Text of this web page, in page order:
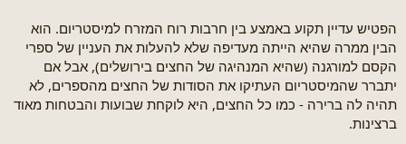
הפטיש עדיין תקוע באמצע בין חרבות רוח המזרח למיסטריום. הוא
הבין ממרה שהיא הייתה מעדיפה שלא להעלות את העניין של ספרי
הקסם למורגנה (שהיא המנהיגה של החצים בירושלים), אבל אם
יתברר שהמיסטריום העתיקו את הסודות של החצים מהספרים, לא
תהיה לה ברירה - כמו כל החצים, היא לוקחת שבועות והבטחות מאוד
ברצינות.